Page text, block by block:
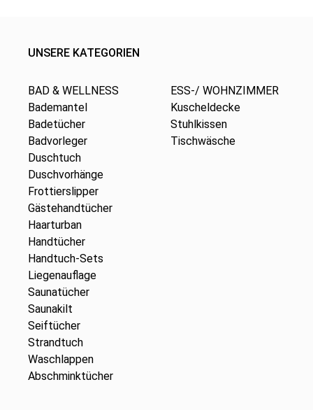
UNSERE KATEGORIEN
BAD & WELLNESS
Bademantel
Badetücher
Badvorleger
Duschtuch
Duschvorhänge
Frottierslipper
Gästehandtücher
Haarturban
Handtücher
Handtuch-Sets
Liegenauflage
Saunatücher
Saunakilt
Seiftücher
Strandtuch
Waschlappen
Abschminktücher
ESS-/ WOHNZIMMER
Kuscheldecke
Stuhlkissen
Tischwäsche